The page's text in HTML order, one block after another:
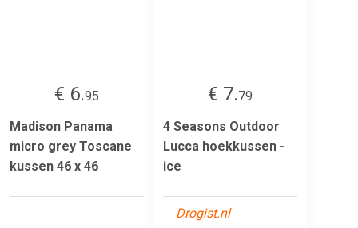
€ 6.95
Madison Panama
micro grey Toscane
kussen 46 x 46
€ 7.79
4 Seasons Outdoor
Lucca hoekkussen -
ice
Drogist.nl